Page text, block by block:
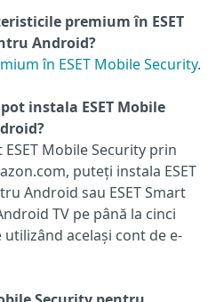
premium în ESET
Android?
în ESET Mobile Security.
instala ESET Mobile
Mobile Security prin
puteți instala ESET
Android sau ESET Smart
TV pe până la cinci
același cont de e-